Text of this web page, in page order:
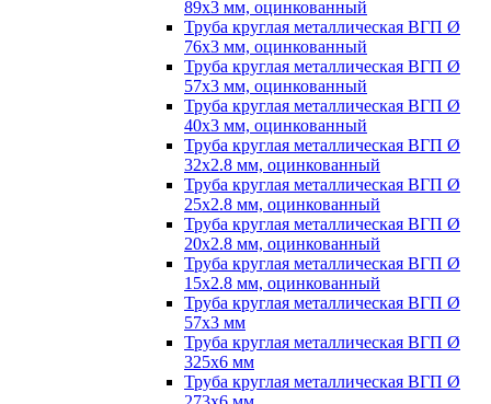
89х3 мм, оцинкованный
Труба круглая металлическая ВГП Ø
76х3 мм, оцинкованный
Труба круглая металлическая ВГП Ø
57х3 мм, оцинкованный
Труба круглая металлическая ВГП Ø
40х3 мм, оцинкованный
Труба круглая металлическая ВГП Ø
32х2.8 мм, оцинкованный
Труба круглая металлическая ВГП Ø
25х2.8 мм, оцинкованный
Труба круглая металлическая ВГП Ø
20х2.8 мм, оцинкованный
Труба круглая металлическая ВГП Ø
15х2.8 мм, оцинкованный
Труба круглая металлическая ВГП Ø
57х3 мм
Труба круглая металлическая ВГП Ø
325х6 мм
Труба круглая металлическая ВГП Ø